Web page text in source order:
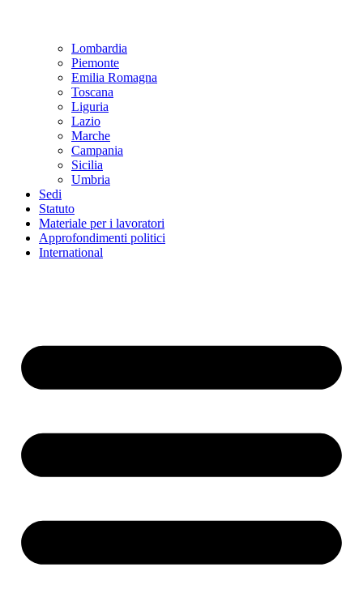
Lombardia
Piemonte
Emilia Romagna
Toscana
Liguria
Lazio
Marche
Campania
Sicilia
Umbria
Sedi
Statuto
Materiale per i lavoratori
Approfondimenti politici
International